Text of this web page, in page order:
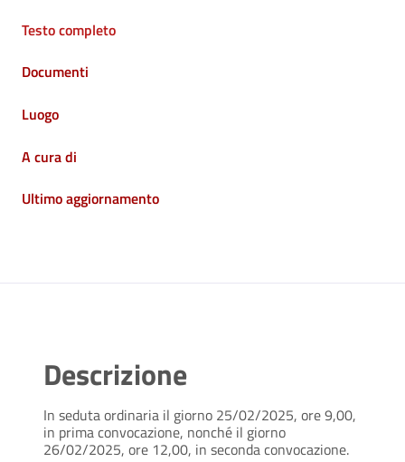
Testo completo
Documenti
Luogo
A cura di
Ultimo aggiornamento
Descrizione
In seduta ordinaria il giorno 25/02/2025, ore 9,00,
in prima convocazione, nonché il giorno
26/02/2025, ore 12,00, in seconda convocazione.